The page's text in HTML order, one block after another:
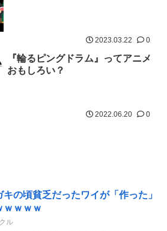
2023.03.22 0
『輪るピングドラム』ってアニメ
おもしろい？
2022.06.20 0
キの頃貧乏だったワイが「作った」
ｗｗｗｗ
ル